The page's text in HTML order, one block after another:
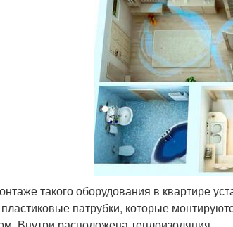
такого оборудования в квартире
патрубки, которые